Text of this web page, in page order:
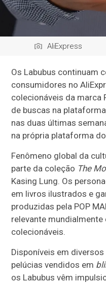
AliExpress
Os Labubus continuam
consumidores no
colecionáveis da marca
de buscas na
nas duas últimas
na própria plataforma
Fenômeno global da
parte da coleção The
Kasing Lung. Os
em livros ilustrados e
produzidas pela POP
relevante mundialmente
colecionáveis.
Disponíveis em
pelúcias vendidos em
os Labubus vêm